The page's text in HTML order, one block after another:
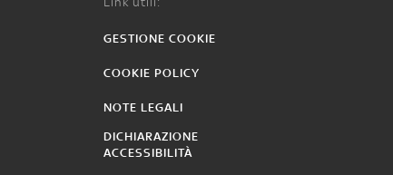
GESTIONE COOKIE
COOKIE POLICY
NOTE LEGALI
DICHIARAZIONE
ACCESSIBILITÀ